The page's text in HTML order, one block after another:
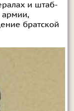
и штаб-
армии,
братской